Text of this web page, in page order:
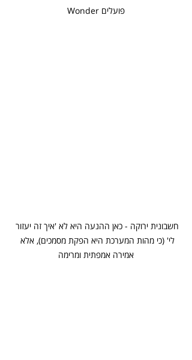
פועלים Wonder
חשבונית ירוקה - כאן ההנעה היא לא 'איך זה יעזור
לי' (כי מהות המערכת היא הפקת מסמכים), אלא
אמירה אמפתית ומרימה